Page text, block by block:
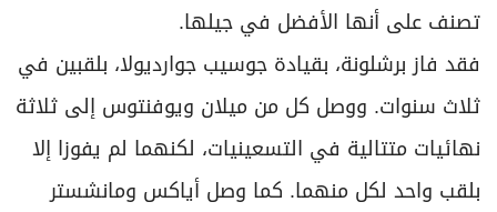
تصنف على أنها الأفضل في جيلها.
فقد فاز برشلونة، بقيادة جوسيب جوارديولا، بلقبين في
ثلاث سنوات. ووصل كل من ميلان ويوفنتوس إلى ثلاثة
نهائيات متتالية في التسعينيات، لكنهما لم يفوزا إلا
بلقب واحد لكل منهما. كما وصل أياكس ومانشستر